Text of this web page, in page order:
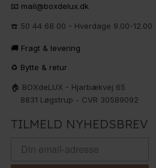
📧 mail@boxdelux.dk
☎️ 50 44 68 00 - Hverdage 9.00-12.00
🚚 Fragt & levering
♻️ Bytte & retur
🏠 BOXdeLUX - Hjarbækvej 65
8831 Løgstrup - CVR 30589092
TILMELD NYHEDSBREV